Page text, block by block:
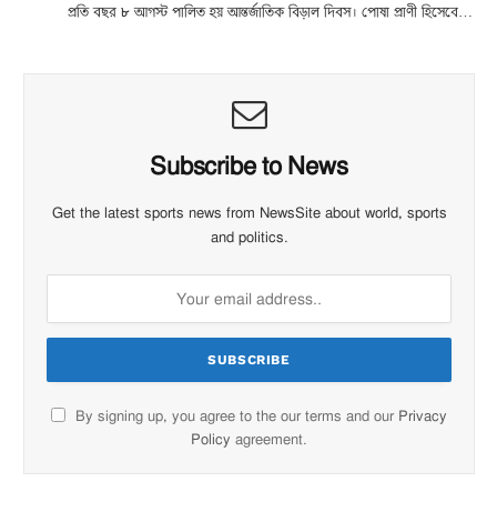
প্রতি বছর ৮ আগস্ট পালিত হয় আন্তর্জাতিক বিড়াল দিবস। পোষা প্রাণী হিসেবে…
Subscribe to News
Get the latest sports news from NewsSite about world, sports
and politics.
By signing up, you agree to the our terms and our Privacy
Policy agreement.